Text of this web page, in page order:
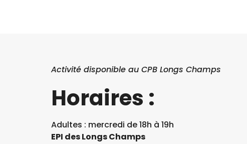
Activité disponible au CPB Longs Champs
Horaires :
Adultes : mercredi de 18h à 19h
EPI des Longs Champs